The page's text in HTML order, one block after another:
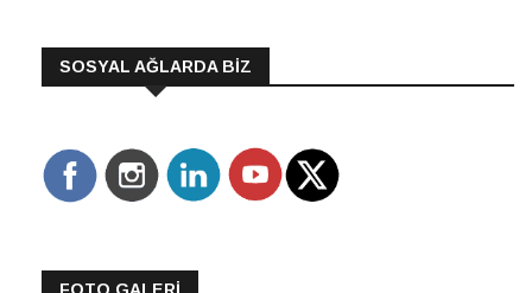
SOSYAL AĞLARDA BİZ